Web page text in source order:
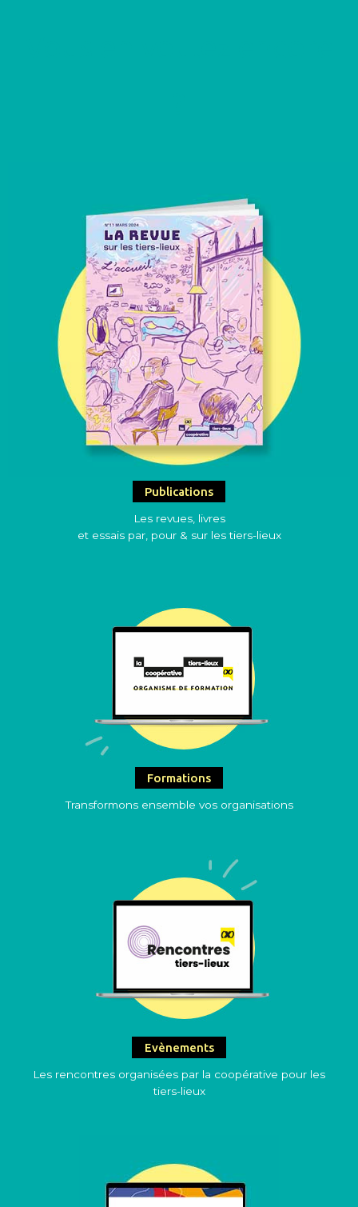
Publications
Les revues, livres
et essais par, pour & sur les tiers-lieux
Formations
Transformons ensemble vos organisations
Evènements
Les rencontres organisées par la coopérative pour les
tiers-lieux